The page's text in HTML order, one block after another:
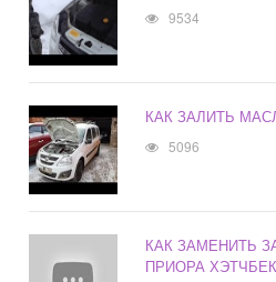
9534
КАК ЗАЛИТЬ
5096
КАК ЗАМЕНИТЬ
ПРИОРА ХЭТЧБЕК